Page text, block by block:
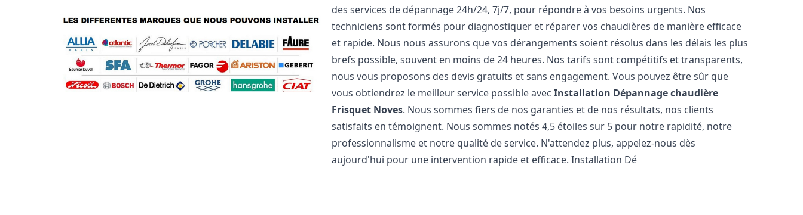
des services de dépannage 24h/24, 7j/7, pour répondre à vos besoins urgents. Nos
techniciens sont formés pour diagnostiquer et réparer vos chaudières de manière efficace
et rapide. Nous nous assurons que vos dérangements soient résolus dans les délais les plus
brefs possible, souvent en moins de 24 heures. Nos tarifs sont compétitifs et transparents,
nous vous proposons des devis gratuits et sans engagement. Vous pouvez être sûr que
vous obtiendrez le meilleur service possible avecInstallation Dépannage chaudière
Frisquet Noves. Nous sommes fiers de nos garanties et de nos résultats, nos clients
satisfaits en témoignent. Nous sommes notés 4,5 étoiles sur 5 pour notre rapidité, notre
professionnalisme et notre qualité de service. N'attendez plus, appelez-nous dès
aujourd'hui pour une intervention rapide et efficace. Installation Dé